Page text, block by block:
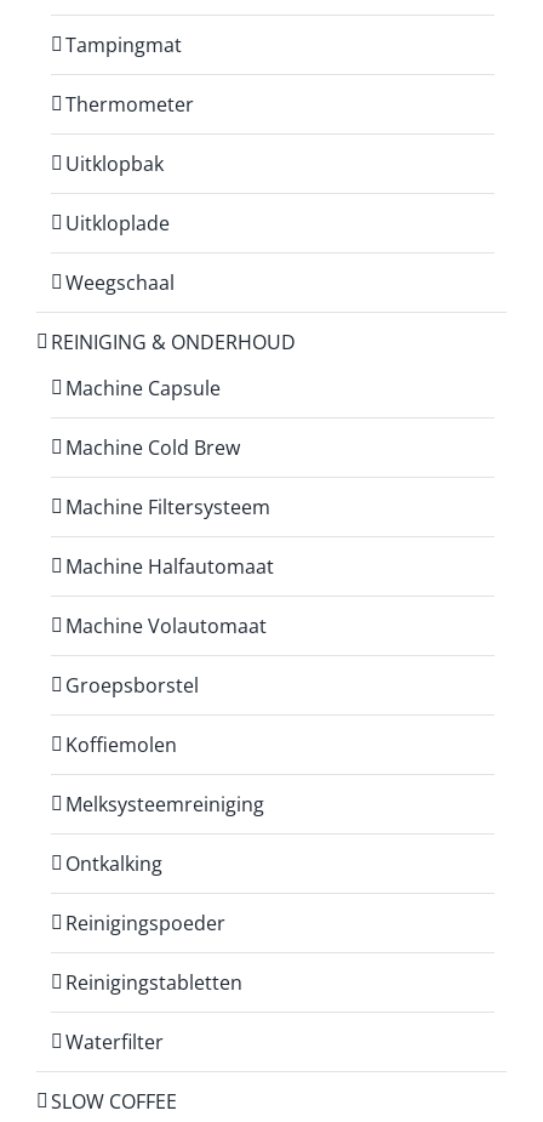
Tampingmat
Thermometer
Uitklopbak
Uitkloplade
Weegschaal
REINIGING & ONDERHOUD
Machine Capsule
Machine Cold Brew
Machine Filtersysteem
Machine Halfautomaat
Machine Volautomaat
Groepsborstel
Koffiemolen
Melksysteemreiniging
Ontkalking
Reinigingspoeder
Reinigingstabletten
Waterfilter
SLOW COFFEE